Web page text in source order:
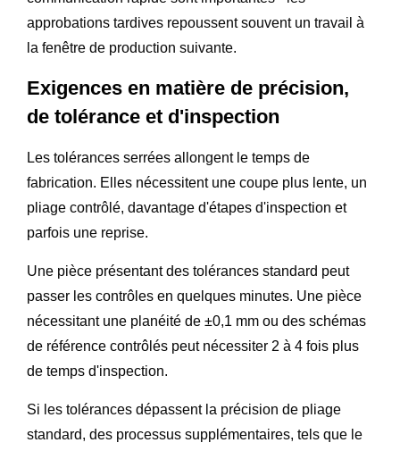
approbations tardives repoussent souvent un travail à
la fenêtre de production suivante.
Exigences en matière de précision,
de tolérance et d'inspection
Les tolérances serrées allongent le temps de
fabrication. Elles nécessitent une coupe plus lente, un
pliage contrôlé, davantage d'étapes d'inspection et
parfois une reprise.
Une pièce présentant des tolérances standard peut
passer les contrôles en quelques minutes. Une pièce
nécessitant une planéité de ±0,1 mm ou des schémas
de référence contrôlés peut nécessiter 2 à 4 fois plus
de temps d'inspection.
Si les tolérances dépassent la précision de pliage
standard, des processus supplémentaires, tels que le